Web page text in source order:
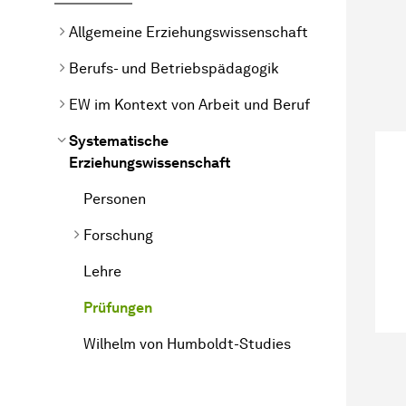
Allgemeine Erziehungswissenschaft
Berufs- und Betriebspädagogik
EW im Kontext von Arbeit und Beruf
Systematische
Erziehungswissenschaft
Personen
Forschung
Lehre
Prüfungen
Wilhelm von Humboldt-Studies